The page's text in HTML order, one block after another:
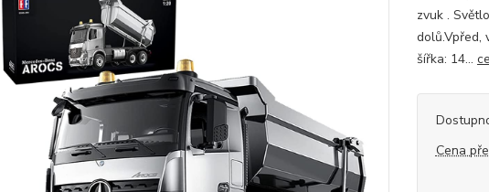
zvuk .
dolů.Vpřed,
šířka: 14...
Cena